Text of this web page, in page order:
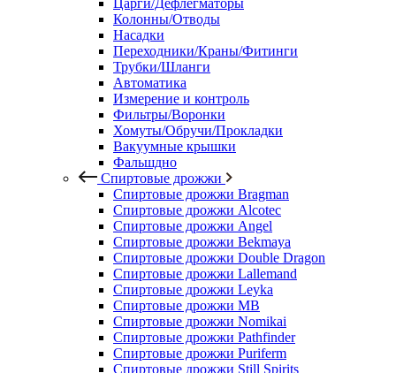
Царги/Дефлегматоры
Колонны/Отводы
Насадки
Переходники/Краны/Фитинги
Трубки/Шланги
Автоматика
Измерение и контроль
Фильтры/Воронки
Хомуты/Обручи/Прокладки
Вакуумные крышки
Фальшдно
Спиртовые дрожжи
Спиртовые дрожжи Bragman
Спиртовые дрожжи Alcotec
Спиртовые дрожжи Angel
Спиртовые дрожжи Bekmaya
Спиртовые дрожжи Double Dragon
Спиртовые дрожжи Lallemand
Спиртовые дрожжи Leyka
Спиртовые дрожжи MB
Спиртовые дрожжи Nomikai
Спиртовые дрожжи Pathfinder
Спиртовые дрожжи Puriferm
Спиртовые дрожжи Still Spirits